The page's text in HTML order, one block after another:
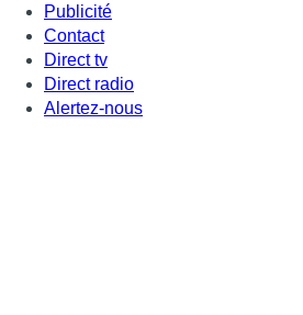
Publicité
Contact
Direct tv
Direct radio
Alertez-nous